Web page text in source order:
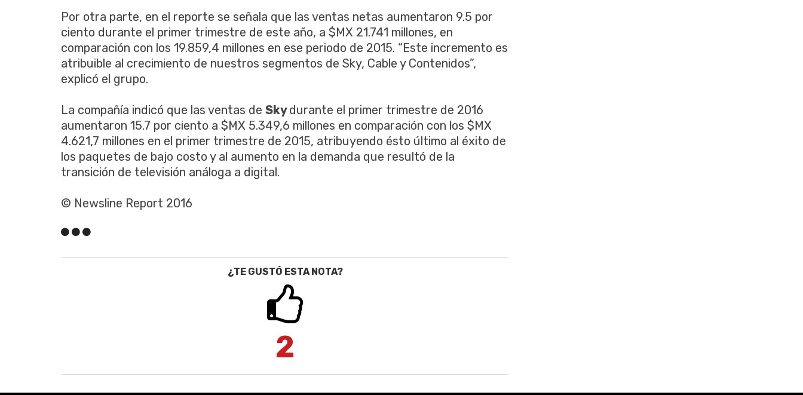
Por otra parte, en el reporte se señala que las ventas netas aumentaron 9.5 por
ciento durante el primer trimestre de este año, a $MX 21.741 millones, en
comparación con los 19.859,4 millones en ese periodo de 2015. “Este incremento es
atribuible al crecimiento de nuestros segmentos de Sky, Cable y Contenidos”,
explicó el grupo.
La compañía indicó que las ventas de Skydurante el primer trimestre de 2016
aumentaron 15.7 por ciento a $MX 5.349,6 millones en comparación con los $MX
4.621,7 millones en el primer trimestre de 2015, atribuyendo ésto último al éxito de
los paquetes de bajo costo y al aumento en la demanda que resultó de la
transición de televisión análoga a digital.
© Newsline Report 2016
¿TE GUSTÓ ESTA NOTA?
2